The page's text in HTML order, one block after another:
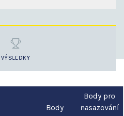
VÝSLEDKY
Body
Body pro
nasazování